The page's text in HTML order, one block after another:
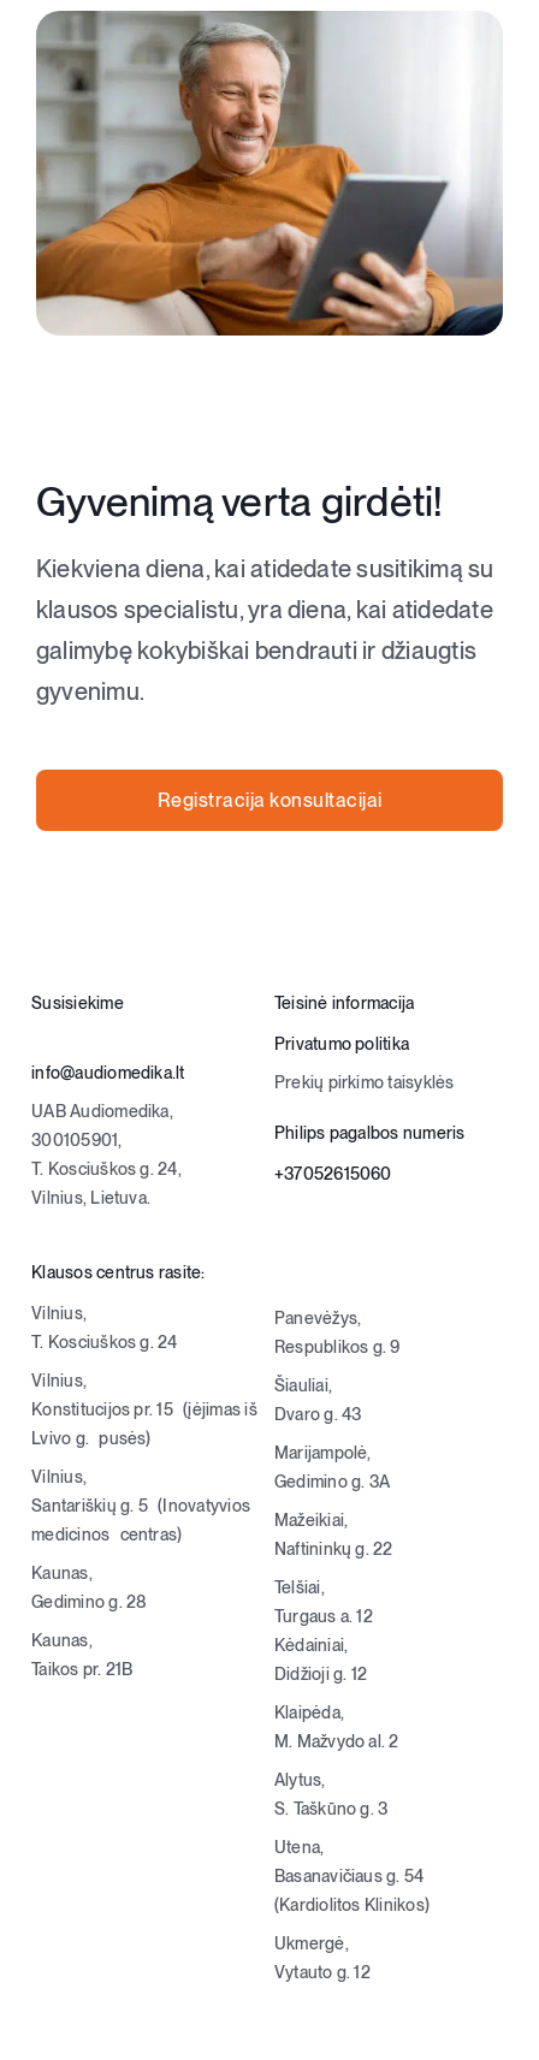
Gyvenimą verta girdėti!
Kiekviena diena, kai atidedate susitikimą su
klausos specialistu, yra diena, kai atidedate
galimybę kokybiškai bendrauti ir džiaugtis
gyvenimu.
Registracija konsultacijai
Susisiekime
info@audiomedika.lt
UAB Audiomedika,
300105901,
T. Kosciuškos g. 24,
Vilnius, Lietuva.
Teisinė informacija
Privatumo politika
Prekių pirkimo taisyklės
Philips pagalbos numeris
+37052615060
Klausos centrus rasite:
Vilnius,
T. Kosciuškos g. 24
Vilnius,
Konstitucijos pr. 15 (įėjimas iš
Lvivo g. pusės)
Vilnius,
Santariškių g. 5 (Inovatyvios
medicinos centras)
Kaunas,
Gedimino g. 28
Kaunas,
Taikos pr. 21B
Panevėžys,
Respublikos g. 9
Šiauliai,
Dvaro g. 43
Marijampolė,
Gedimino g. 3A
Mažeikiai,
Naftininkų g. 22
Telšiai,
Turgaus a. 12
Kėdainiai,
Didžioji g. 12
Klaipėda,
M. Mažvydo al. 2
Alytus,
S. Taškūno g. 3
Utena,
Basanavičiaus g. 54
(Kardiolitos Klinikos)
Ukmergė,
Vytauto g. 12